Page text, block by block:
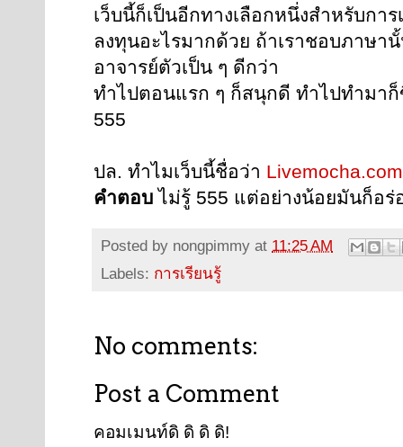
เว็บนี้ก็เป็นอีกทางเลือกหนึ่งสำหรับกา
ลงทุนอะไรมากด้วย ถ้าเราชอบภาษา
อาจารย์ตัวเป็น ๆ ดีกว่า
ทำไปตอนแรก ๆ ก็สนุกดี ทำไปทำมา
555
ปล. ทำไมเว็บนี้ชื่อว่า Livemocha.com
คำตอบ ไม่รู้ 555 แต่อย่างน้อยมันก็อร่
Posted by nongpimmy at 11:25 AM
Labels: การเรียนรู้
No comments:
Post a Comment
คอมเมนท์ดิ ดิ ดิ ดิ!